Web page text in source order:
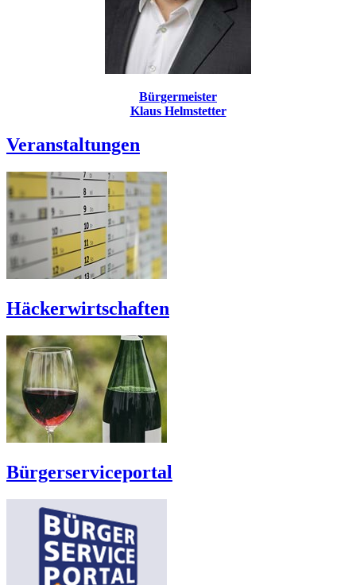
Bürgermeister
Klaus Helmstetter
Veranstaltungen
Häckerwirtschaften
Bürgerserviceportal